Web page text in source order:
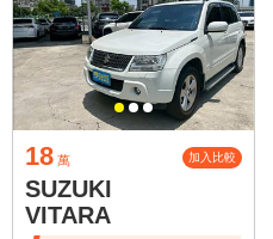
18 萬 加入比較
SUZUKI
VITARA